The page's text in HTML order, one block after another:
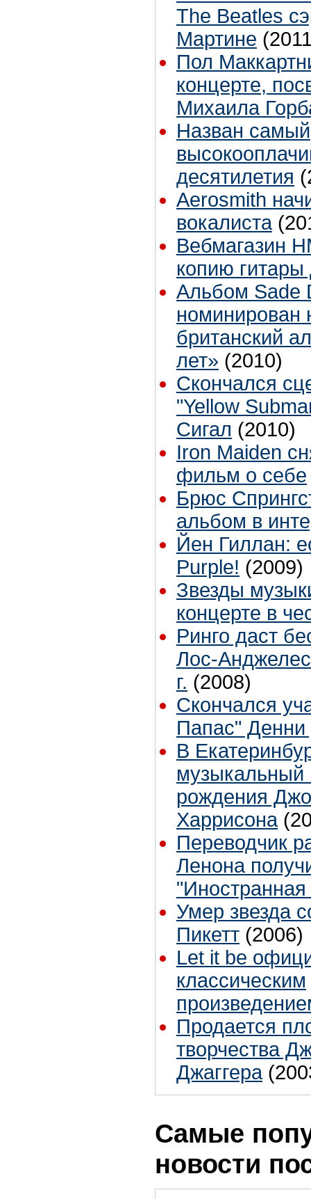
The Beatles
Мартине
Пол
концерте,
Михаила
Назван самый
десятилетия
Aerosmith
вокалиста
Вебмагазин
копию
Альбом Sade
британский
лет» (2010)
Скончался
"Yellow
Сигал (2010)
Iron Maiden
фильм о себе
Брюс
альбом в
Йен Гиллан:
Purple! (2009)
Звезды
концерте в
Ринго даст
Лос-
г. (2008)
Скончался
Папас" Денни
В
музыкальный
рождения
Харрисона
Переводчик
Ленона
Умер звезда
Пикетт (2006)
Let it be
классическим
Продается
творчества
Джаггера
Самые
новости